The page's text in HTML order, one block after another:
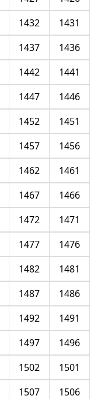
1431
1432
1436
1437
1441
1442
1446
1447
1451
1452
1456
1457
1461
1462
1466
1467
1471
1472
1476
1477
1481
1482
1486
1487
1491
1492
1496
1497
1501
1502
1506
1507